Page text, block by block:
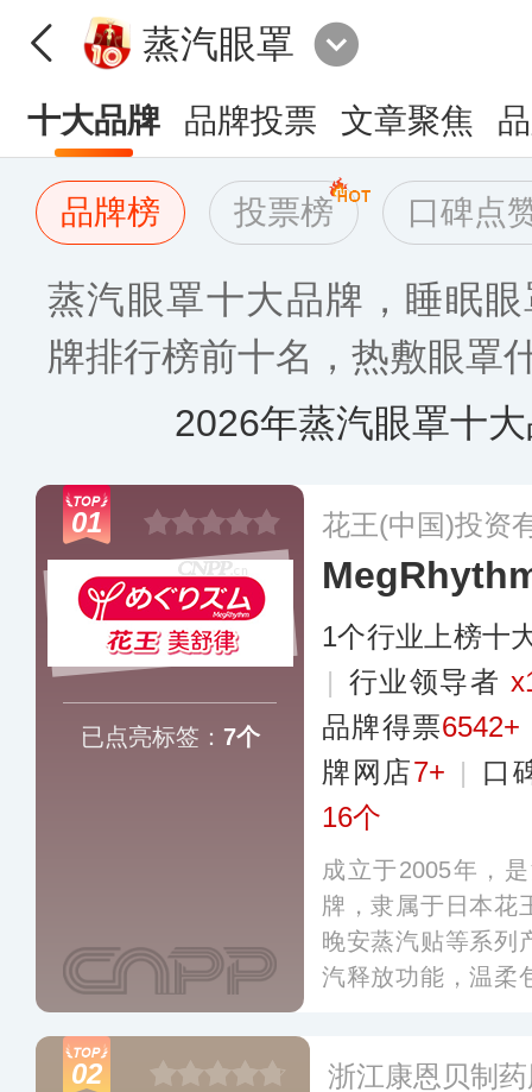
蒸汽眼罩
十大品牌 品牌投票 文章聚焦
品牌榜 投票榜 口碑点
蒸汽眼罩十大品牌，睡眠
牌排行榜前十名，热敷眼罩
2026年蒸汽眼罩十
01
已点亮标签： 7个
花王(中国)投资
1个行业上榜十
| 行业领导者
品牌得票6542+
牌网店7+ |
口
16个
成立于2005年，
牌，隶属于日本花
晚安蒸汽贴等系列
汽释放功能，温柔
的切口细节，确保
02 浙江康恩贝制